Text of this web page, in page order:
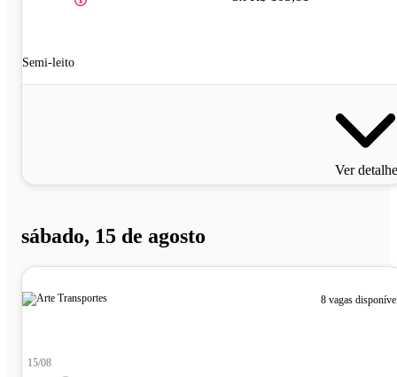
Semi-leito
Ver
sábado, 15 de agosto
8 vagas
15/08